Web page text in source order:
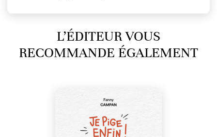
L’ÉDITEUR VOUS
RECOMMANDE ÉGALEMENT